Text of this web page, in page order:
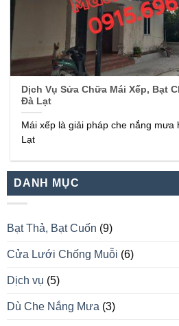
Dịch Vụ Sửa Chữa Mái Xếp, Bạt
Đà Lạt
Mái xếp là giải pháp che nắng
Lạt
DANH MỤC
Bạt Thả, Bạt Cuốn (9)
Cửa Lưới Chống Muỗi (6)
Dịch vụ (5)
Dù Che Nắng Mưa (3)